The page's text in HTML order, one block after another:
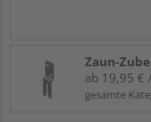
Zaun-
ab 19,95 €
gesamte